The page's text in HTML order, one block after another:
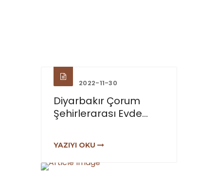
2022-11-30
Diyarbakır Çorum
Şehirlerarası Evde...
YAZIYI OKU